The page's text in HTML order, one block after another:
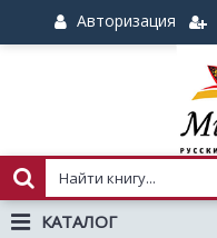
Авторизация
КАТАЛОГ